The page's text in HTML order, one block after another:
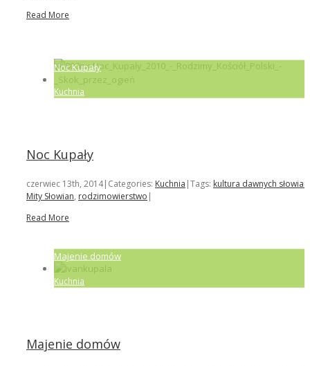
Read More
Noc Kupały
Kuchnia
Noc Kupały
czerwiec 13th, 2014| Categories: Kuchnia |Tags: kultura dawnych słowian
Mity Słowian, rodzimowierstwo |
Read More
Majenie domów
Kuchnia
Majenie domów